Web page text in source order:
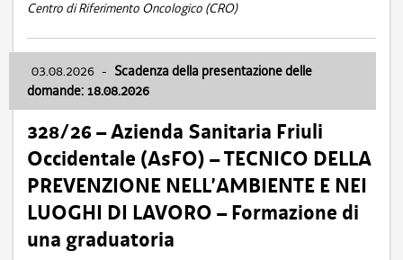
Centro di Riferimento Oncologico (CRO)
03.08.2026 - Scadenza della presentazione delle
domande: 18.08.2026
328/26 – Azienda Sanitaria Friuli
Occidentale (AsFO) – TECNICO DELLA
PREVENZIONE NELL’AMBIENTE E NEI
LUOGHI DI LAVORO – Formazione di
una graduatoria